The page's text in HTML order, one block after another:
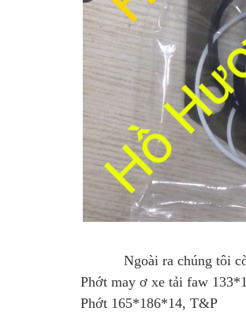
Ngoài ra chúng tôi còn
Phớt may ơ xe tải faw
Phớt 165*186*14, T&P